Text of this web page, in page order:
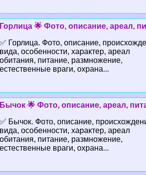
Горлица 🌟 Фото, описание, ареал,
✅ Горлица. Фото, описание,
вида, особенности, хаpaктер, ареал
обитания, питание, размножение,
естественные враги, охрана...
Бычок 🌟 Фото, описание, ареал,
✅ Бычок. Фото, описание,
вида, особенности, хаpaктер, ареал
обитания, питание, размножение,
естественные враги, охрана...